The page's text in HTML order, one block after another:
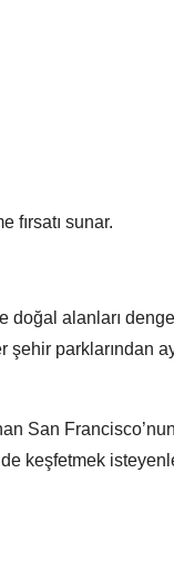
fırsatı sunar.
doğal alanları
şehir parklarından
San
keşfetmek